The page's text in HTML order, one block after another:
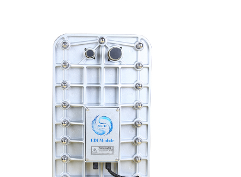
GE EDI模块维修
查看详情